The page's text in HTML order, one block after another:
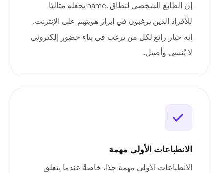
إن الطابع الشخصي لنطاق .name يجعله مثاليًا
للأفراد الذين يرغبون في إبراز هويتهم على الإنترنت.
إنه خيار رائع لكل من يرغب في بناء حضور إلكتروني
لا يُنسى وأصيل.
الانطباعات الأولى مهمة
الانطباعات الأولى مهمة جدًا، خاصةً عندما يتعلق